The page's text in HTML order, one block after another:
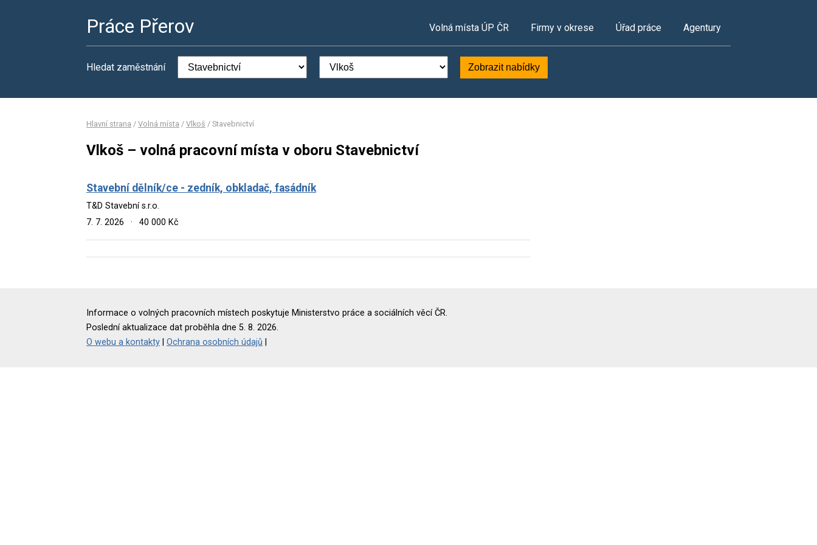
Práce Přerov Volná místa ÚP ČR Firmy v okrese Úřad práce Agentury
Hledat zaměstnání Zobrazit nabídky
Hlavní strana / Volná místa / Vlkoš / Stavebnictví
Vlkoš – volná pracovní místa v oboru Stavebnictví
Stavební dělník/ce - zedník, obkladač, fasádník
T&D Stavební s.r.o.
7. 7. 2026
· 40 000 Kč
Informace o volných pracovních místech poskytuje Ministerstvo práce a sociálních věcí ČR.
Poslední aktualizace dat proběhla dne 5. 8. 2026.
O webu a kontakty
Ochrana osobních údajů